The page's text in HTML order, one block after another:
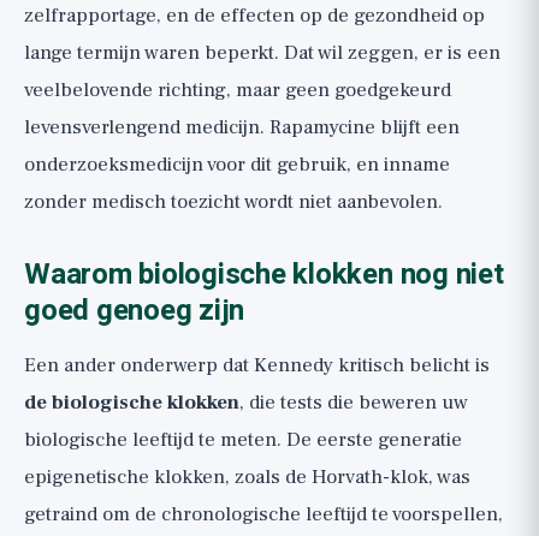
zelfrapportage, en de effecten op de gezondheid op
lange termijn waren beperkt. Dat wil zeggen, er is een
veelbelovende richting, maar geen goedgekeurd
levensverlengend medicijn. Rapamycine blijft een
onderzoeksmedicijn voor dit gebruik, en inname
zonder medisch toezicht wordt niet aanbevolen.
Waarom biologische klokken nog niet
goed genoeg zijn
Een ander onderwerp dat Kennedy kritisch belicht is
de biologische klokken, die tests die beweren uw
biologische leeftijd te meten. De eerste generatie
epigenetische klokken, zoals de Horvath-klok, was
getraind om de chronologische leeftijd te voorspellen,